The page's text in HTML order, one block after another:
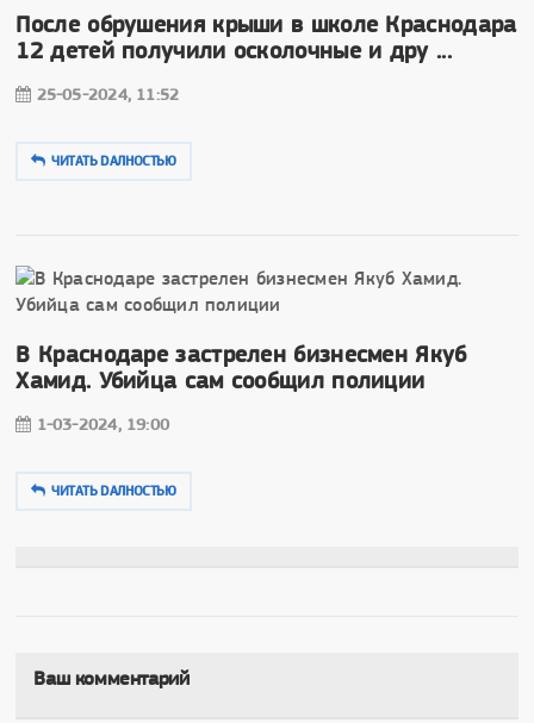
После обрушения крыши в школе Краснодара
12 детей получили осколочные и дру ...
25-05-2024, 11:52
ЧИТАТЬ DAЛНОСТЬЮ
В Краснодаре застрелен бизнесмен Якуб
Хамид. Убийца сам сообщил полиции
1-03-2024, 19:00
ЧИТАТЬ DAЛНОСТЬЮ
Ваш комментарий